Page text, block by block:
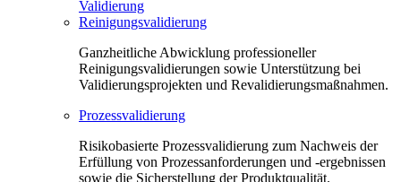
Validierung
Reinigungsvalidierung
Ganzheitliche Abwicklung professioneller
Reinigungsvalidierungen sowie Unterstützung bei
Validierungsprojekten und Revalidierungsmaßnahmen.
Prozessvalidierung
Risikobasierte Prozessvalidierung zum Nachweis der
Erfüllung von Prozessanforderungen und -ergebnissen
sowie die Sicherstellung der Produktqualität.